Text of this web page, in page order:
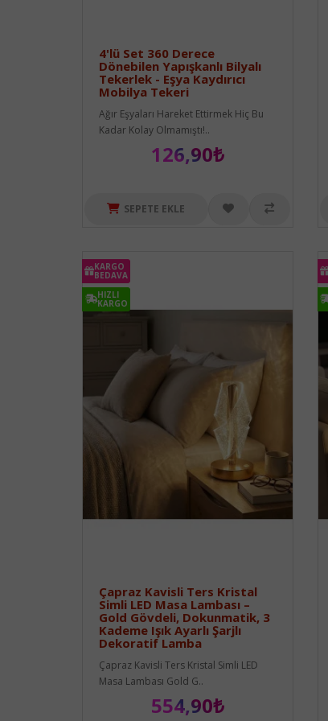
4'lü Set 360 Derece
Dönebilen Yapışkanlı Bilyalı
Tekerlek - Eşya Kaydırıcı
Mobilya Tekeri
Ağır Eşyaları Hareket Ettirmek Hiç Bu
Kadar Kolay Olmamıştı!..
126,90₺
SEPETE EKLE
KARGO
BEDAVA
HIZLI
KARGO
KARGO
BEDAVA
HIZLI
KARGO
Çapraz Kavisli Ters Kristal
Simli LED Masa Lambası –
Gold Gövdeli, Dokunmatik, 3
Kademe Işık Ayarlı Şarjlı
Dekoratif Lamba
Çapraz Kavisli Ters Kristal Simli LED
Masa Lambası Gold G..
554,90₺